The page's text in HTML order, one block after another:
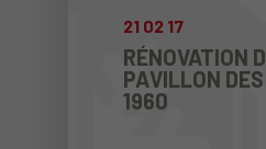
21 02 17
RÉNOVATION
PAVILLON
1960